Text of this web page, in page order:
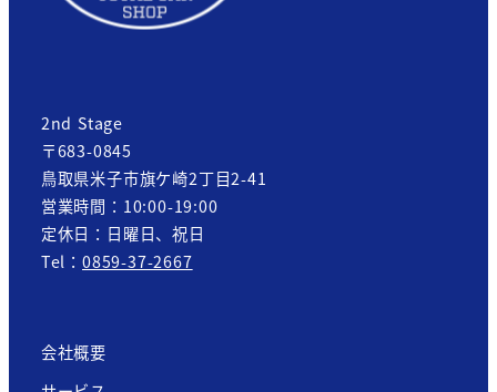
2nd Stage
〒683-0845
鳥取県米子市旗ケ崎2丁目2-41
営業時間：10:00-19:00
定休日：日曜日、祝日
Tel： 0859-37-2667
会社概要